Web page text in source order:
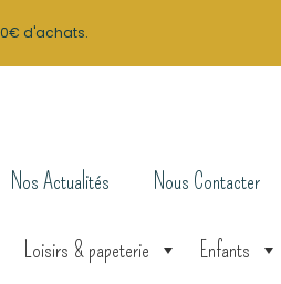
Nos Actualités Nous Contacter
Loisirs & papeterie Enfants
d'achats.